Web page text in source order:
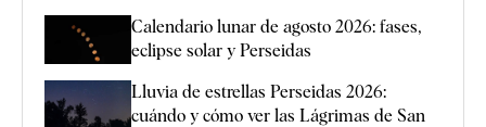
Calendario lunar de agosto 2026: fases,
eclipse solar y Perseidas
Lluvia de estrellas Perseidas 2026:
cuándo y cómo ver las Lágrimas de San